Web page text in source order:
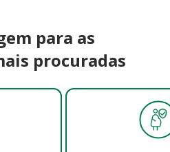
para as
procuradas